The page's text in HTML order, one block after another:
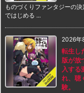
ものづくりファンタジーの
ではじめる ...
2026年
転生し
版が放
入する
れ、聴
験。